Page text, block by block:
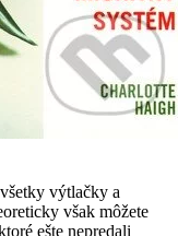
výtlačky a
však môžete
ešte nepredali